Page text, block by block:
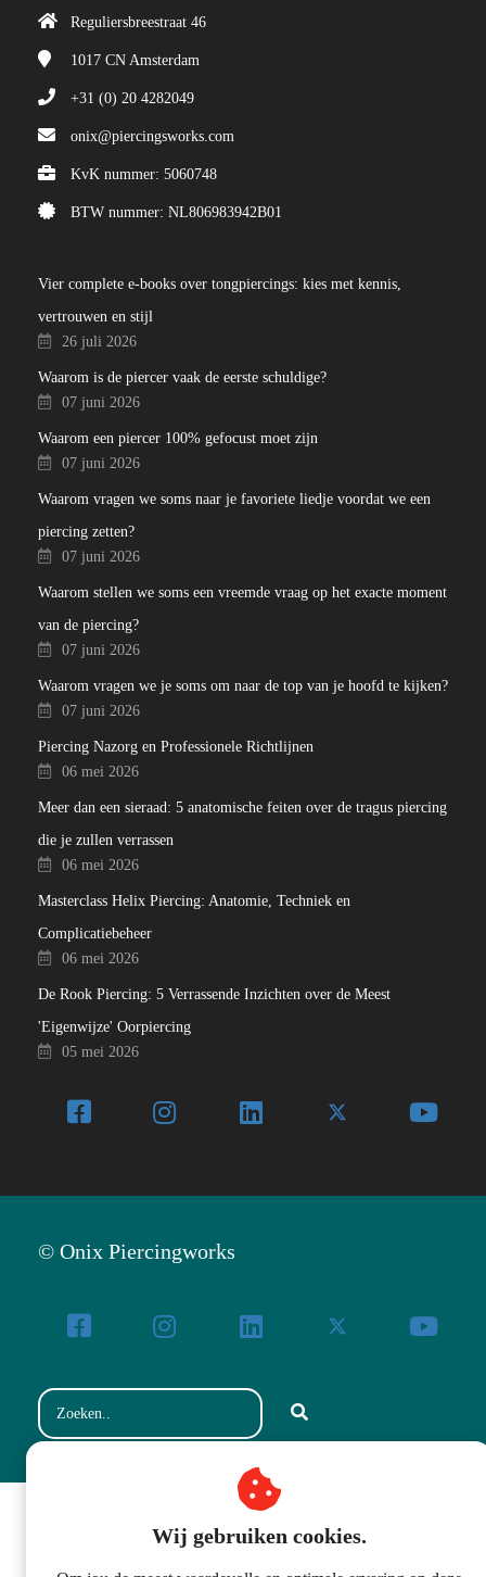
Reguliersbreestraat 46
1017 CN Amsterdam
+31 (0) 20 4282049
onix@piercingsworks.com
KvK nummer: 5060748
BTW nummer: NL806983942B01
Vier complete e-books over tongpiercings: kies met kennis,
vertrouwen en stijl
26 juli 2026
Waarom is de piercer vaak de eerste schuldige?
07 juni 2026
Waarom een piercer 100% gefocust moet zijn
07 juni 2026
Waarom vragen we soms naar je favoriete liedje voordat we een
piercing zetten?
07 juni 2026
Waarom stellen we soms een vreemde vraag op het exacte moment
van de piercing?
07 juni 2026
Waarom vragen we je soms om naar de top van je hoofd te kijken?
07 juni 2026
Piercing Nazorg en Professionele Richtlijnen
06 mei 2026
Meer dan een sieraad: 5 anatomische feiten over de tragus piercing
die je zullen verrassen
06 mei 2026
Masterclass Helix Piercing: Anatomie, Techniek en
Complicatiebeheer
06 mei 2026
De Rook Piercing: 5 Verrassende Inzichten over de Meest
'Eigenwijze' Oorpiercing
05 mei 2026
© Onix Piercingworks
Wij gebruiken cookies.